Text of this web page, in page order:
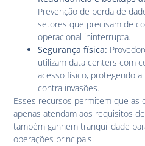
Prevenção de perda de
setores que precisam de
operacional ininterrupta.
Segurança física:
utilizam data centers com
acesso físico, protegendo
contra invasões.
Esses recursos permitem que as
apenas atendam aos requisitos
também ganhem tranquilidade
operações principais.